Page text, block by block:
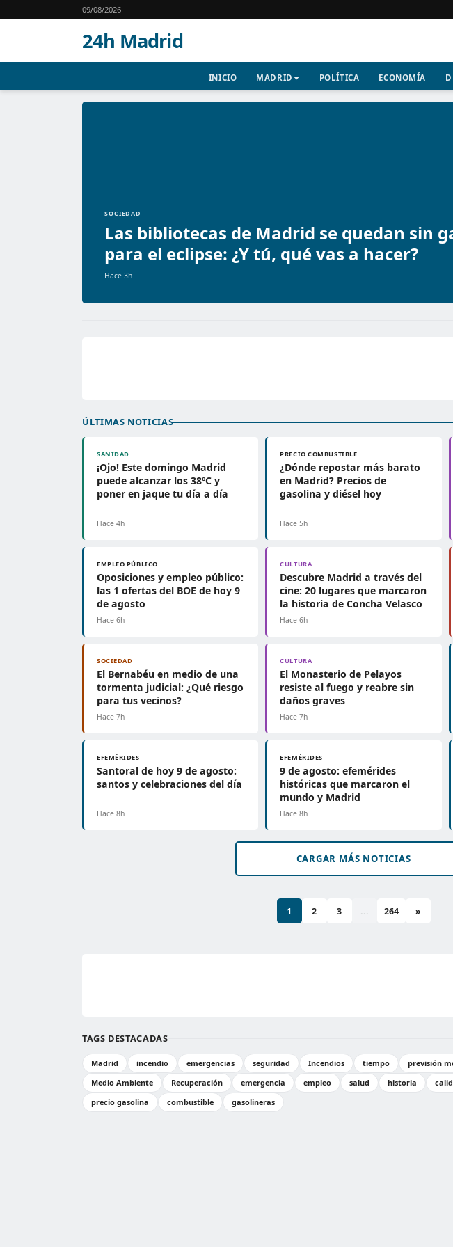
09/08/2026
24h Madrid
INICIO MADRID POLÍTICA ECONOMÍA
SOCIEDAD
Las bibliotecas de Madrid se quedan sin
para el eclipse: ¿Y tú, qué vas a hacer?
Hace 3h
ÚLTIMAS NOTICIAS
SANIDAD
¡Ojo! Este domingo Madrid
puede alcanzar los 38ºC y
poner en jaque tu día a día
Hace 4h
PRECIO COMBUSTIBLE
¿Dónde repostar más barato
en Madrid? Precios de
gasolina y diésel hoy
Hace 5h
EMPLEO PÚBLICO
Oposiciones y empleo público:
las 1 ofertas del BOE de hoy 9
de agosto
Hace 6h
CULTURA
Descubre Madrid a través del
cine: 20 lugares que marcaron
la historia de Concha Velasco
Hace 6h
SOCIEDAD
El Bernabéu en medio de una
tormenta judicial: ¿Qué riesgo
para tus vecinos?
Hace 7h
CULTURA
El Monasterio de Pelayos
resiste al fuego y reabre sin
daños graves
Hace 7h
EFEMÉRIDES
Santoral de hoy 9 de agosto:
santos y celebraciones del día
Hace 8h
EFEMÉRIDES
9 de agosto: efemérides
históricas que marcaron el
mundo y Madrid
Hace 8h
CARGAR MÁS NOTICIAS
1 2 3 ... 264 »
TAGS DESTACADAS
Madrid incendio emergencias seguridad Incendios tiempo previsión
Medio Ambiente
Recuperación emergencia empleo salud historia
precio gasolina
combustible gasolineras